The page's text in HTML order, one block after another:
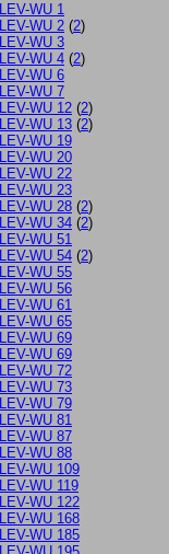
LEV-WU 1
LEV-WU 2 (2)
LEV-WU 3
LEV-WU 4 (2)
LEV-WU 6
LEV-WU 7
LEV-WU 12 (2)
LEV-WU 13 (2)
LEV-WU 19
LEV-WU 20
LEV-WU 22
LEV-WU 23
LEV-WU 28 (2)
LEV-WU 34 (2)
LEV-WU 51
LEV-WU 54 (2)
LEV-WU 55
LEV-WU 56
LEV-WU 61
LEV-WU 65
LEV-WU 69
LEV-WU 69
LEV-WU 72
LEV-WU 73
LEV-WU 79
LEV-WU 81
LEV-WU 87
LEV-WU 88
LEV-WU 109
LEV-WU 119
LEV-WU 122
LEV-WU 168
LEV-WU 185